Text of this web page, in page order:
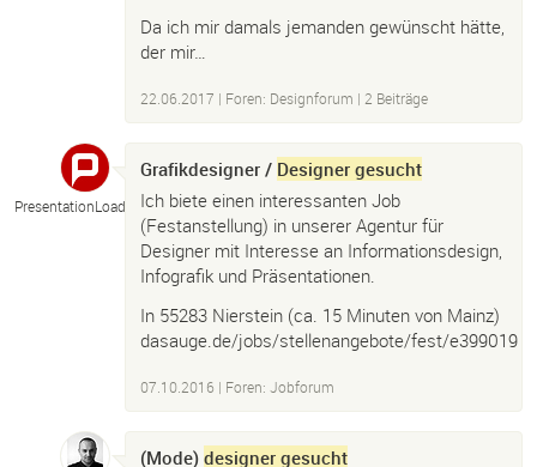
Da ich mir damals jemanden gewünscht hätte,
der mir…
22.06.2017 | Foren: Designforum | 2 Beiträge
PresentationLoad
Grafikdesigner / Designer gesucht
Ich biete einen interessanten Job
(Festanstellung) in unserer Agentur für
Designer mit Interesse an Informationsdesign,
Infografik und Präsentationen.
In 55283 Nierstein (ca. 15 Minuten von Mainz)
dasauge.de/jobs/stellenangebote/fest/e399019
07.10.2016 | Foren: Jobforum
(Mode) designer gesucht